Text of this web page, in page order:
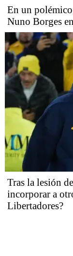
En un
Nuno Borges
Tras la lesión
incorporar a
Libertadores?